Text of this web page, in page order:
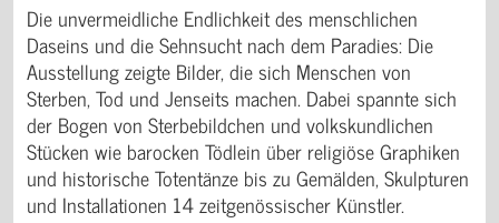
Die unvermeidliche Endlichkeit des menschlichen
Daseins und die Sehnsucht nach dem Paradies: Die
Ausstellung zeigte Bilder, die sich Menschen von
Sterben, Tod und Jenseits machen. Dabei spannte sich
der Bogen von Sterbebildchen und volkskundlichen
Stücken wie barocken Tödlein über religiöse Graphiken
und historische Totentänze bis zu Gemälden, Skulpturen
und Installationen 14 zeitgenössischer Künstler.